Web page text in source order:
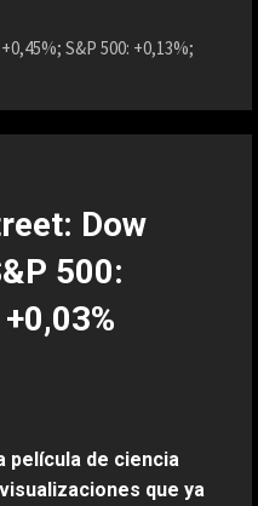
S&P 500: +0,13%;
Dow
500:
película de ciencia
que ya